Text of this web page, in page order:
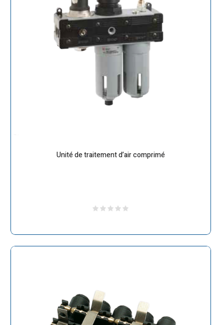
Unité de traitement d’air comprimé